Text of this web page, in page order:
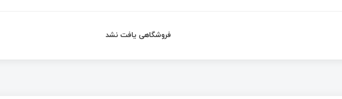
فروشگاهی یافت نشد